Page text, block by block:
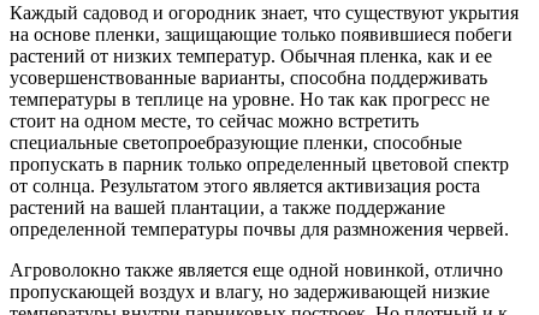
Каждый садовод и огородник знает, что существуют укрытия
на основе пленки, защищающие только появившиеся побеги
растений от низких температур. Обычная пленка, как и ее
усовершенствованные варианты, способна поддерживать
температуры в теплице на уровне. Но так как прогресс не
стоит на одном месте, то сейчас можно встретить
специальные светопроебразующие пленки, способные
пропускать в парник только определенный цветовой спектр
от солнца. Результатом этого является активизация роста
растений на вашей плантации, а также поддержание
определенной температуры почвы для размножения червей.
Агроволокно также является еще одной новинкой, отлично
пропускающей воздух и влагу, но задерживающей низкие